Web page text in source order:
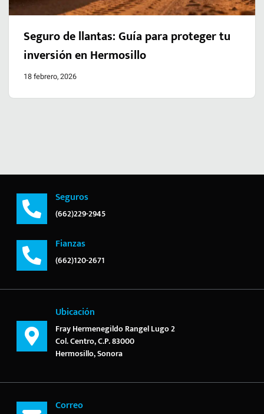
Seguro de llantas: Guía para proteger tu
inversión en Hermosillo
18 febrero, 2026
Seguros
(662)229-2945
Fianzas
(662)120-2671
Ubicación
Fray Hermenegildo Rangel Lugo 2
Col. Centro, C.P. 83000
Hermosillo, Sonora
Correo